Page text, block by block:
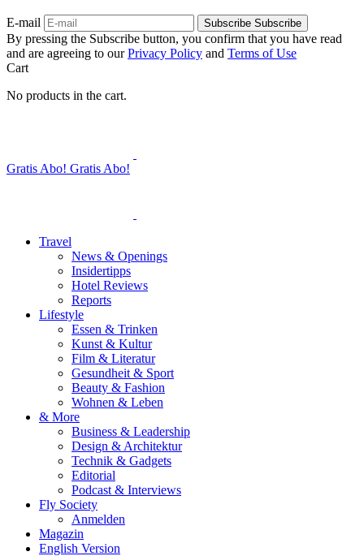
E-mail Subscribe Subscribe
By pressing the Subscribe button, you confirm that you have read
and are agreeing to ourPrivacy Policy and Terms of Use
Cart
No products in the cart.
Gratis Abo! Gratis Abo!
Travel
News & Openings
Insidertipps
Hotel Reviews
Reports
Lifestyle
Essen & Trinken
Kunst & Kultur
Film & Literatur
Gesundheit & Sport
Beauty & Fashion
Wohnen & Leben
& More
Business & Leadership
Design & Architektur
Technik & Gadgets
Editorial
Podcast & Interviews
Fly Society
Anmelden
Magazin
English Version